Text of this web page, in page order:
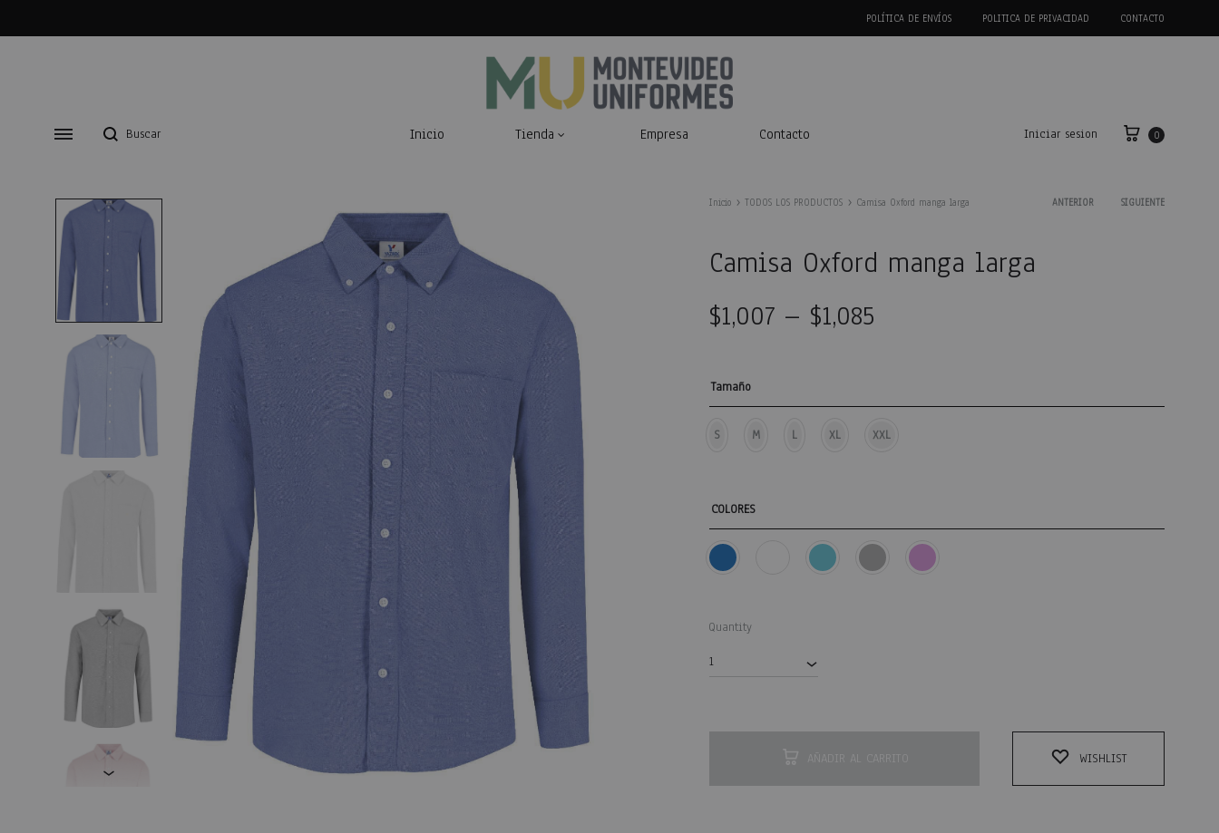
POLÍTICA DE ENVÍOS POLITICA DE PRIVACIDAD CONTACTO
Inicio Tienda Empresa Contacto Iniciar sesion 0
Inicio TODOS LOS PRODUCTOS Camisa Oxford manga larga
Product
ANTERIOR SIGUIENTE
Camisa Oxford manga larga
$1,007 – $1,085
Tamaño
S M L XL XXL
COLORES
Quantity
1
AÑADIR AL CARRITO WISHLIST